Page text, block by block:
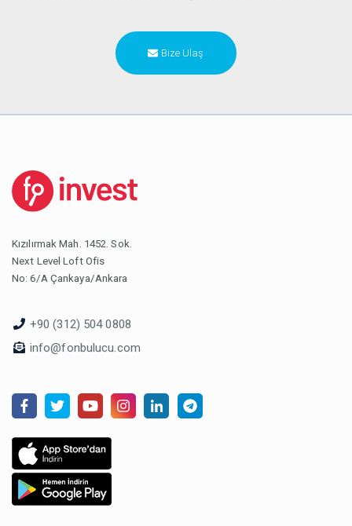
Bize Ulaş
Kızılırmak Mah. 1452. Sok.
Next Level Loft Ofis
No: 6/A Çankaya/Ankara
+90 (312) 504 0808
info@fonbulucu.com